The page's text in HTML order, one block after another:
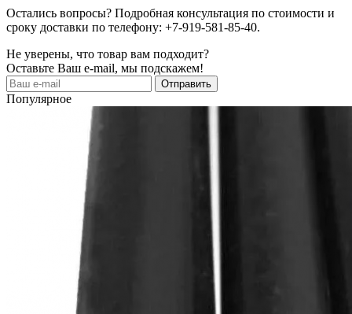
Остались вопросы? Подробная консультация по стоимости и
сроку доставки по телефону: +7-919-581-85-40.
Не уверены, что товар вам подходит?
Оставьте Ваш e-mail, мы подскажем!
Популярное